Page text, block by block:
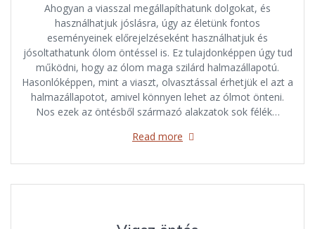
Ahogyan a viasszal megállapíthatunk dolgokat, és
használhatjuk jóslásra, úgy az életünk fontos
eseményeinek előrejelzéseként használhatjuk és
jósoltathatunk ólom öntéssel is. Ez tulajdonképpen úgy tud
működni, hogy az ólom maga szilárd halmazállapotú.
Hasonlóképpen, mint a viaszt, olvasztással érhetjük el azt a
halmazállapotot, amivel könnyen lehet az ólmot önteni.
Nos ezek az öntésből származó alakzatok sok félék…
Read more